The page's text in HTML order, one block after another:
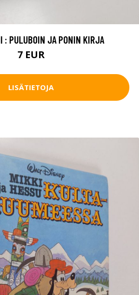
: PULUBOIN JA PONIN KIRJA
7 EUR
LISÄTIETOJA